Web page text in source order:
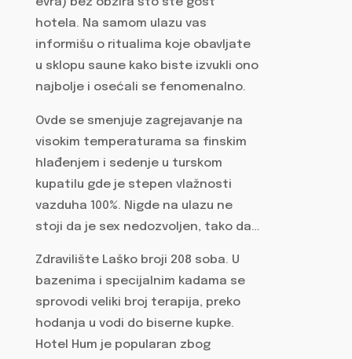
evra) bez obzira što ste gost
hotela. Na samom ulazu vas
informišu o ritualima koje obavljate
u sklopu saune kako biste izvukli ono
najbolje i osećali se fenomenalno.
Ovde se smenjuje zagrejavanje na
visokim temperaturama sa finskim
hlađenjem i sedenje u turskom
kupatilu gde je stepen vlažnosti
vazduha 100%. Nigde na ulazu ne
stoji da je sex nedozvoljen, tako da…
Zdravilište Laško broji 208 soba. U
bazenima i specijalnim kadama se
sprovodi veliki broj terapija, preko
hodanja u vodi do biserne kupke.
Hotel Hum je popularan zbog